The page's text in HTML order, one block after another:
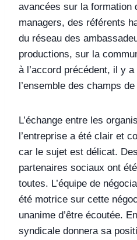
avancées sur la formation
managers, des référents
du réseau des
productions, sur la
à l’accord précédent, il y
l’ensemble des champs de
L’échange entre les
l’entreprise a été clair et
car le sujet est délicat.
partenaires sociaux ont
toutes. L’équipe de
été motrice sur cette
unanime d’être écoutée.
syndicale donnera sa